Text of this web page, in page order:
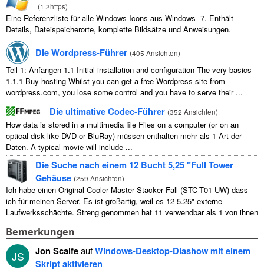
(1.2https)
Eine Referenzliste für alle Windows-Icons aus Windows- 7. Enthält
Details, Dateispeicherorte, komplette Bildsätze und Anweisungen.
Die Wordpress-Führer (405 Ansichten)
Teil 1: Anfangen 1.1 Initial installation and configuration The very basics
1.1.1 Buy hosting Whilst you can get a free Wordpress site from
wordpress.com, you lose some control and you have to serve their...
Die ultimative Codec-Führer (352 Ansichten)
How data is stored in a multimedia file Files on a computer(or on an
optical disk like DVD or BluRay) müssen enthalten mehr als 1 Art der
Daten. A typical movie will include ...
Die Suche nach einem 12 Bucht 5,25 "Full Tower
Gehäuse (259 Ansichten)
Ich habe einen Original-Cooler Master Stacker Fall (STC-T01-UW) dass
ich für meinen Server. Es ist großartig, weil es 12 5.25" externe
Laufwerksschächte. Streng genommen hat 11 verwendbar als 1 von ihnen
Bemerkungen
JS Jon ScaifeaufWindows-Desktop-Diashow mit einem
Skript aktivieren